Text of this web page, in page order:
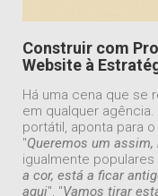
Construir com
Website à
Há uma cena que se
em qualquer
portátil, aponta para
"Queremos um assim,
igualmente populares
a cor, está a ficar
aqui", "Vamos tirar